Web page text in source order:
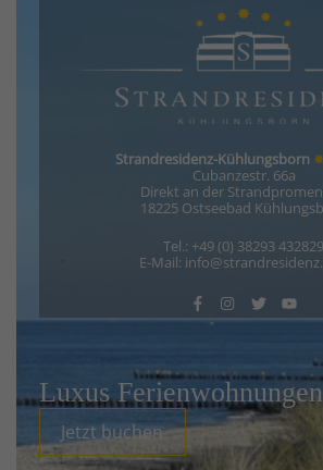
Strandresidenz-Kühlungsborn
Cubanzestr. 66a
Direkt an der
18225 Ostseebad
Tel.: +49 (0) 38293 432829
E-Mail:
Luxus Ferienwohnungen
Jetzt buchen